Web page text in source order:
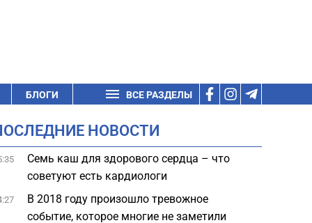
БЛОГИ ВСЕ РАЗДЕЛЫ
НОВОСТИ
Семь каш для здорового сердца – что
советуют есть кардиологи
В 2018 году произошло тревожное
событие, которое многие не заметили